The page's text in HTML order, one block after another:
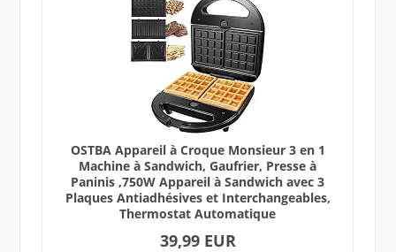
OSTBA Appareil à Croque Monsieur 3 en 1
Machine à Sandwich, Gaufrier, Presse à
Paninis ,750W Appareil à Sandwich avec 3
Plaques Antiadhésives et Interchangeables,
Thermostat Automatique
39,99 EUR